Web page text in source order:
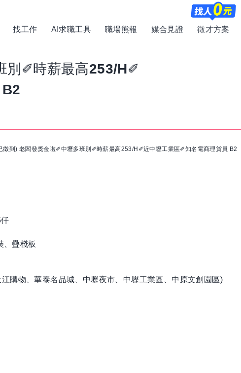
找工作 AI求職工具 職場熊報 媒合見證 徵才方案
別✐時薪最高253/H✐
徵到) 老闆發獎金啦✐中壢多班別✐時薪最高253/H✐近中壢工業區✐知名電商理貨員 B2
、疊棧板
購物、華泰名品城、中壢夜市、中壢工業區、中原文創園區)